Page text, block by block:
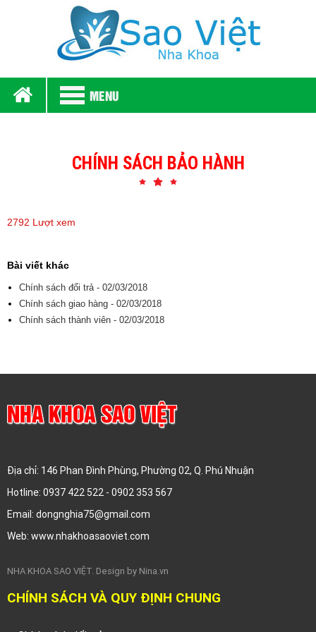
MENU
CHÍNH SÁCH BẢO HÀNH
2792 Lượt xem
Bài viết khác
Chính sách đổi trả - 02/03/2018
Chính sách giao hàng - 02/03/2018
Chính sách thành viên - 02/03/2018
NHA KHOA SAO VIỆT
Địa chỉ: 146 Phan Đình Phùng, Phường 02, Q. Phú Nhuận
Hotline: 0937 422 522 - 0902 353 567
Email: dongnghia75@gmail.com
Web: www.nhakhoasaoviet.com
NHA KHOA SAO VIỆT. Design by Nina.vn
CHÍNH SÁCH VÀ QUY ĐỊNH CHUNG